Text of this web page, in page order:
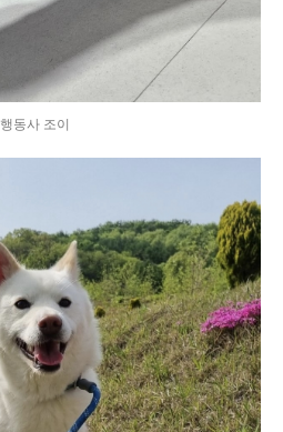
행동사 조이